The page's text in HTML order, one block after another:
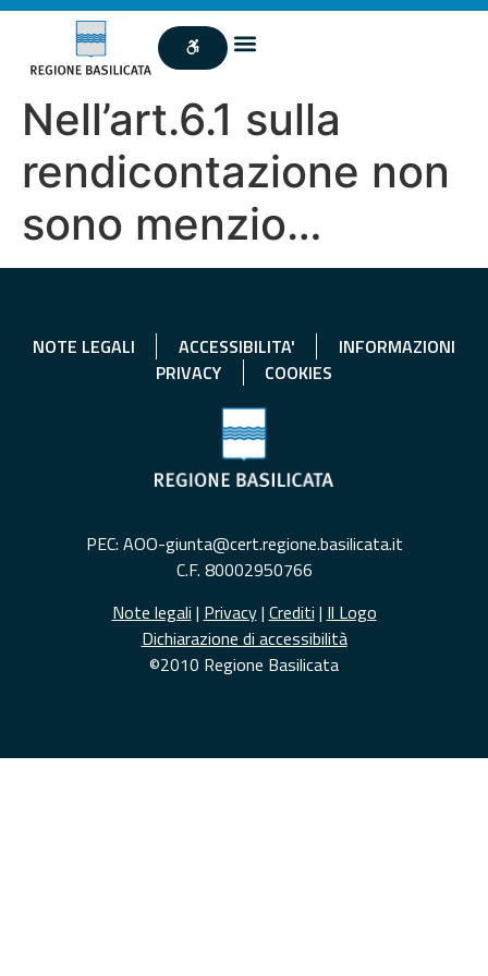
Nell’art.6.1 sulla
rendicontazione non
sono menzio…
NOTE LEGALI ACCESSIBILITA'
INFORMAZIONI
PRIVACY
COOKIES
PEC: AOO-giunta@cert.regione.basilicata.it
C.F. 80002950766
Note legali | Privacy| Crediti | Il Logo
Dichiarazione di accessibilità
©2010 Regione Basilicata